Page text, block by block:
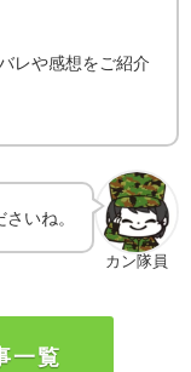
レや感想をご紹介
カン隊員
いね。
一覧